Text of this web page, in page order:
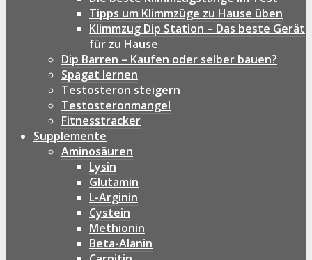
Tipps um Klimmzüge zu Hause üben
Klimmzug Dip Station – Das beste Gerät
für zu Hause
Dip Barren – Kaufen oder selber bauen?
Spagat lernen
Testosteron steigern
Testosteronmangel
Fitnesstracker
Supplemente
Aminosäuren
Lysin
Glutamin
L-Arginin
Cystein
Methionin
Beta-Alanin